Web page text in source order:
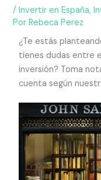
/Invertir en España,
PorRebeca Perez
¿Te estás
tienes dudas entre
inversión? Toma
cuenta según